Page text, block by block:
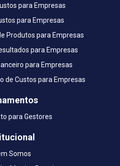
para Empresas
para Empresas
Produtos para Empresas
para Empresas
para Empresas
de Custos para Empresas
para Gestores
Somos